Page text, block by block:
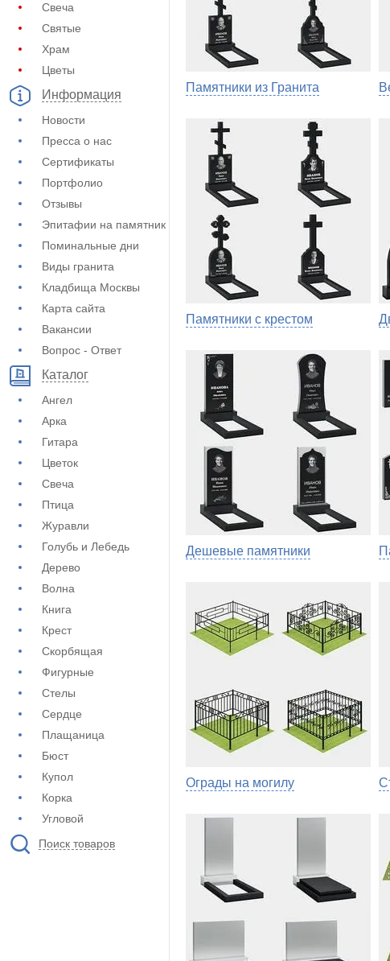
Свеча
Святые
Храм
Цветы
Информация
Новости
Пресса о нас
Сертификаты
Портфолио
Отзывы
Эпитафии на памятник
Поминальные дни
Виды гранита
Кладбища Москвы
Карта сайта
Вакансии
Вопрос - Ответ
Каталог
Ангел
Арка
Гитара
Цветок
Свеча
Птица
Журавли
Голубь и Лебедь
Дерево
Волна
Книга
Крест
Скорбящая
Фигурные
Стелы
Сердце
Плащаница
Бюст
Купол
Корка
Угловой
Поиск товаров
Памятники из Гранита
Памятники с крестом
Дешевые памятники
Ограды на могилу